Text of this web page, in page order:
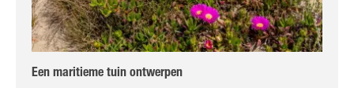
Een maritieme tuin ontwerpen